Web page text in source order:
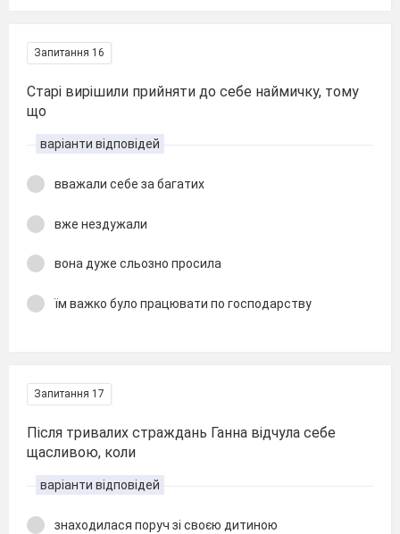
Запитання 16
Старі вирішили прийняти до себе наймичку, тому
що
варіанти відповідей
вважали себе за багатих
вже нездужали
вона дуже сльозно просила
їм важко було працювати по господарству
Запитання 17
Після тривалих страждань Ганна відчула себе
щасливою, коли
варіанти відповідей
знаходилася поруч зі своєю дитиною